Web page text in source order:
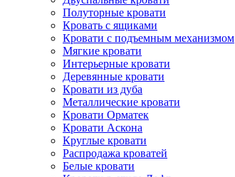
Полуторные кровати
Кровать с ящиками
Кровати с подъемным механизмом
Мягкие кровати
Интерьерные кровати
Деревянные кровати
Кровати из дуба
Металлические кровати
Кровати Орматек
Кровати Аскона
Круглые кровати
Распродажа кроватей
Белые кровати